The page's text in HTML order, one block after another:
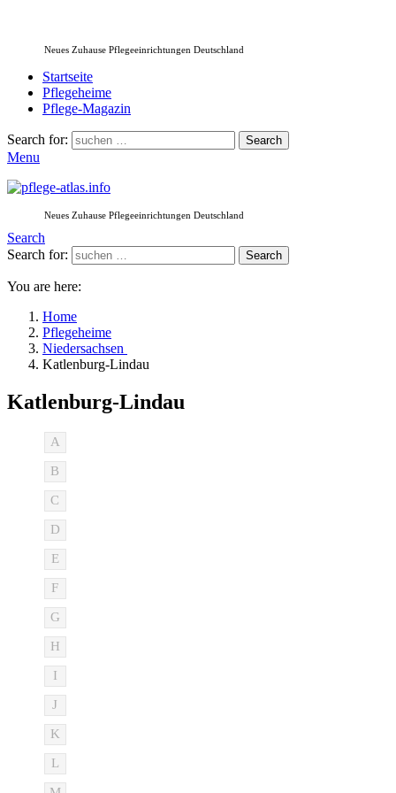
Neues Zuhause Pflegeeinrichtungen Deutschland
Startseite
Pflegeheime
Pflege-Magazin
Search for: Search
Menu
Neues Zuhause Pflegeeinrichtungen Deutschland
Search
Search for:
Search
You are here:
Home
Pflegeheime
Niedersachsen
Katlenburg-Lindau
Katlenburg-Lindau
A
B
C
D
E
F
G
H
I
J
K
L